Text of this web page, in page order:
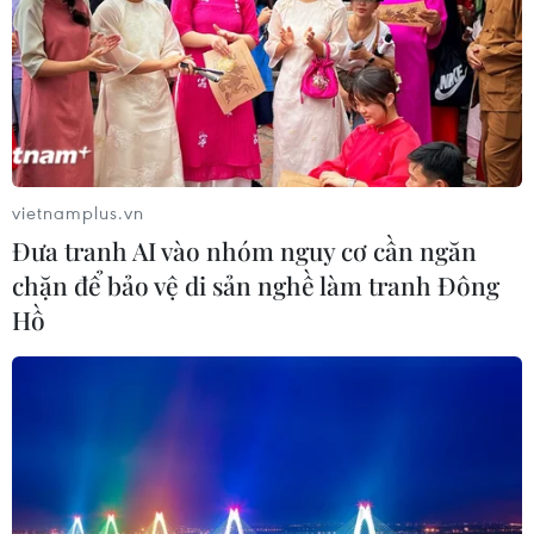
lượng
05/08/2026 22:59
Mỹ hoàn trả khoảng 100 tỷ USD thuế
quan sau phán quyết của Tòa án Tối
cao
05/08/2026 22:58
Nhật Bản: Nội các thông qua chính
sách giảm thuế tiêu thụ thực phẩm
Quy định chi tiết về thủ tục cấp phép
thành lập Sở giao dịch hàng hóa
vietnamplus.vn
Đưa tranh AI vào nhóm nguy cơ cần ngăn
chặn để bảo vệ di sản nghề làm tranh Đông
Hồ